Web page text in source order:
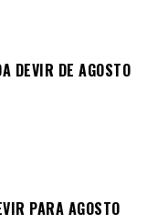
DEVIR DE AGOSTO
PARA AGOSTO